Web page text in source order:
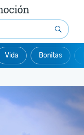
Vida Bonitas